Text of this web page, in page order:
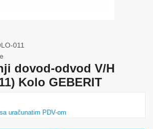
dovod-odvod V/H
Kolo GEBERIT
011